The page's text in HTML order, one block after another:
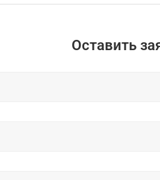
Оставить